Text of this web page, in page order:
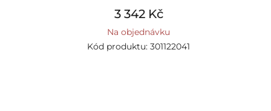
3 342 Kč
Na objednávku
Kód produktu: 301122041